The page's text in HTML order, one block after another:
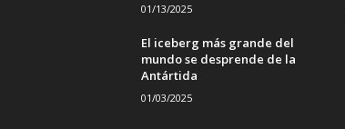
01/13/2025
El iceberg más grande del
mundo se desprende de la
Antártida
01/03/2025